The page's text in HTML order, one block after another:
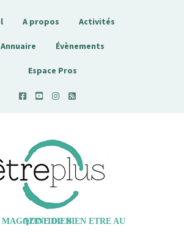
A propos Activités
Annuaire Évènements
Espace Pros
VOTRE MAGAZINE DU BIEN ETRE AU QUOTIDIEN